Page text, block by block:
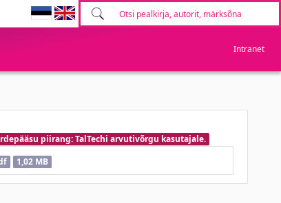
Intranet
piirang: TalTechi arvutivõrgu kasutajale.
1,02 MB